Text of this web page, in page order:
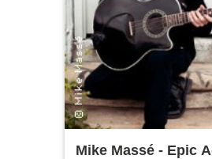
Mike Massé - Epic